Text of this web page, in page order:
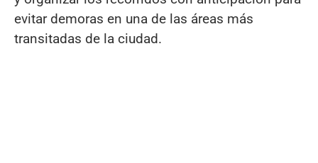
evitar demoras en una de las áreas más
transitadas de la ciudad.